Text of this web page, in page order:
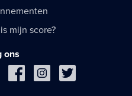
mijn score?
ons